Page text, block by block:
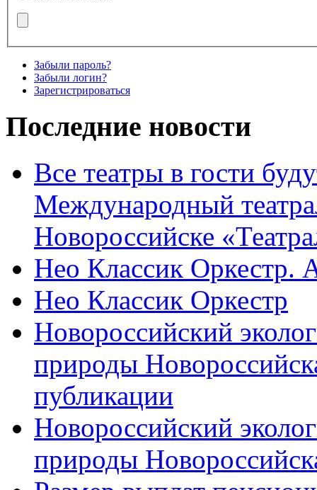
Забыли пароль?
Забыли логин?
Зарегистрироваться
Последние новости
Все театры в гости
Международный
Новороссийске
Нео Классик Оркестр.
Нео Классик Оркестр
Новороссийский
природы
публикации
Новороссийский
природы